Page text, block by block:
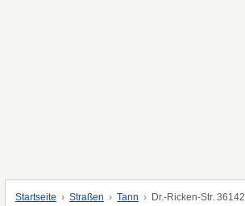
Startseite Straßen Tann Dr.-Ricken-Str. 36142